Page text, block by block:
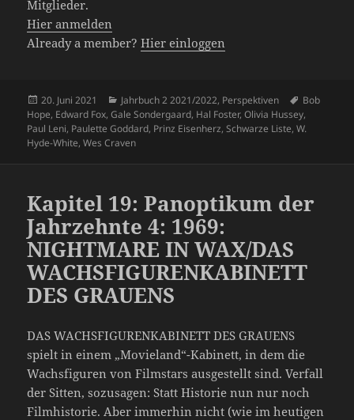
Mitglieder.
Hier anmelden
Already a member?Hier einloggen
Veröffentlicht
am
20. Juni 2021 Kategorien
Jahrbuch 2 2021/2022, Perspektiven
Bob
Hope, Edward Fox,Gale Sondergaard, Hal Foster,Olivia Hussey,
Paul Leni, Paulette Goddard, Prinz Eisenherz,Schwarze Liste,W.
Hyde-White,Wes Craven
Kapitel 19: Panoptikum der
Jahrzehnte 4: 1969:
NIGHTMARE IN WAX/DAS
WACHSFIGURENKABINETT
DES GRAUENS
DAS WACHSFIGURENKABINETT DES GRAUENS
spielt in einem „Movieland“-Kabinett, in dem die
Wachsfiguren von Filmstars ausgestellt sind. Verfall
der Sitten, sozusagen: Statt Historie nun nur noch
Filmhistorie. Aber immerhin nicht (wie im heutigen